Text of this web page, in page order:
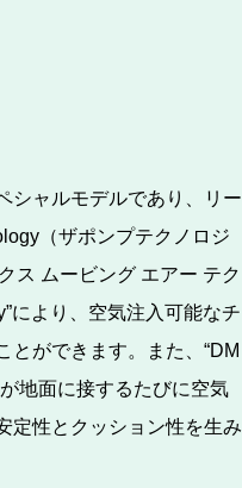
シャルモデルであり、リー
（ザポンプテクノロジ
ス ムービング エアー テク
により、空気注入可能なチ
とができます。また、“DM
地面に接するたびに空気
定性とクッション性を生み